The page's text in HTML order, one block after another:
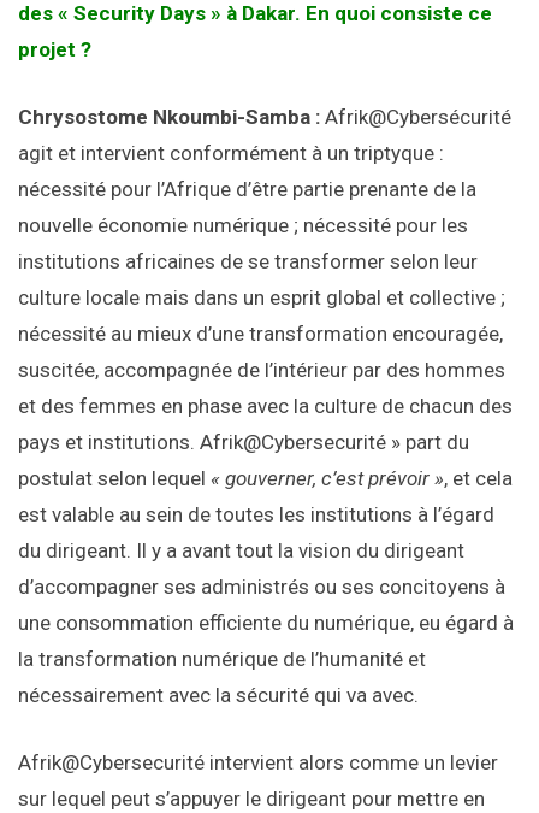
des « Security Days » à Dakar. En quoi consiste ce
projet ?
Chrysostome Nkoumbi-Samba : Afrik@Cybersécurité
agit et intervient conformément à un triptyque :
nécessité pour l’Afrique d’être partie prenante de la
nouvelle économie numérique ; nécessité pour les
institutions africaines de se transformer selon leur
culture locale mais dans un esprit global et collective ;
nécessité au mieux d’une transformation encouragée,
suscitée, accompagnée de l’intérieur par des hommes
et des femmes en phase avec la culture de chacun des
pays et institutions. Afrik@Cybersecurité » part du
postulat selon lequel « gouverner, c’est prévoir », et cela
est valable au sein de toutes les institutions à l’égard
du dirigeant. Il y a avant tout la vision du dirigeant
d’accompagner ses administrés ou ses concitoyens à
une consommation efficiente du numérique, eu égard à
la transformation numérique de l’humanité et
nécessairement avec la sécurité qui va avec.
Afrik@Cybersecurité intervient alors comme un levier
sur lequel peut s’appuyer le dirigeant pour mettre en